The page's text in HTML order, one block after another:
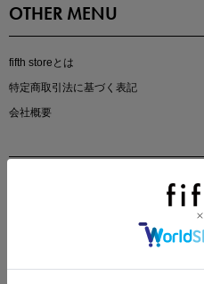
真夏のオフィスカジュアル
OTHER MENU
fifth storeとは
特定商取引法に基づく表記
会社概要